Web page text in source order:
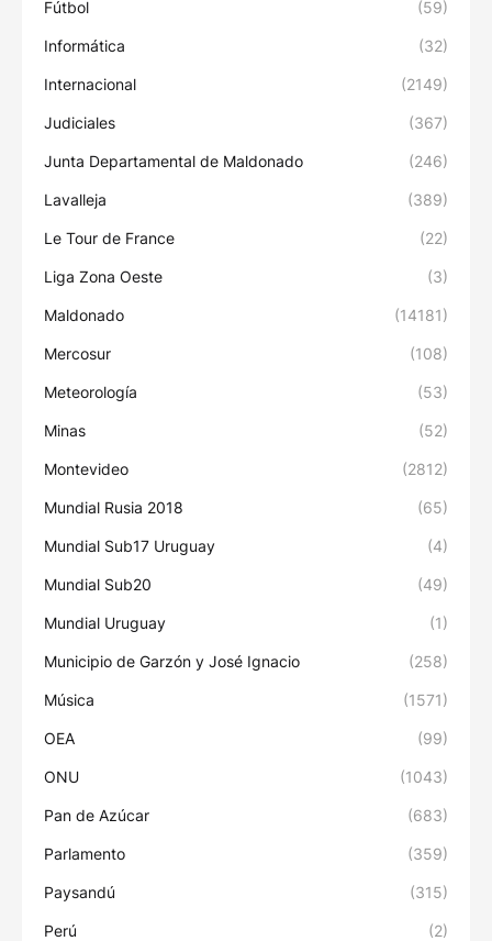
Fútbol (59)
Informática (32)
Internacional (2149)
Judiciales (367)
Junta Departamental de Maldonado (246)
Lavalleja (389)
Le Tour de France (22)
Liga Zona Oeste (3)
Maldonado (14181)
Mercosur (108)
Meteorología (53)
Minas (52)
Montevideo (2812)
Mundial Rusia 2018 (65)
Mundial Sub17 Uruguay (4)
Mundial Sub20 (49)
Mundial Uruguay (1)
Municipio de Garzón y José Ignacio (258)
Música (1571)
OEA (99)
ONU (1043)
Pan de Azúcar (683)
Parlamento (359)
Paysandú (315)
Perú (2)